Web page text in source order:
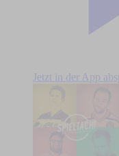
Jetzt in der App